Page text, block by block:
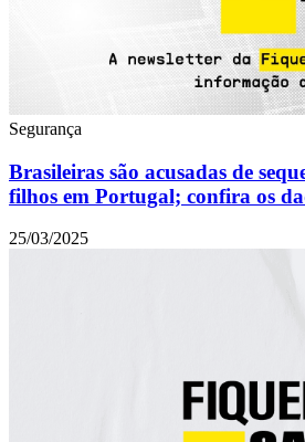
Segurança
Brasileiras são acusadas de
filhos em Portugal; confira os
25/03/2025